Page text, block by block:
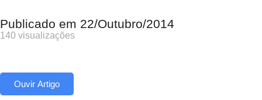
Publicado em 22/Outubro/2014
140 visualizações
Ouvir Artigo